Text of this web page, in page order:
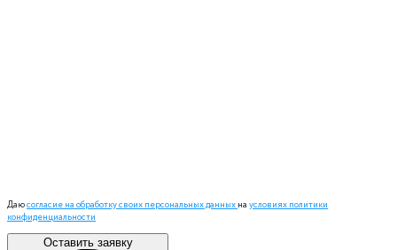
Даюсогласие на обработку своих персональных данныхна условиях политики
конфиденциальности
Оставить заявку